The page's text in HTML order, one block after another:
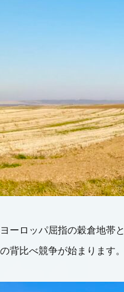
ーロッパ屈指の穀倉地帯
背比べ競争が始まります